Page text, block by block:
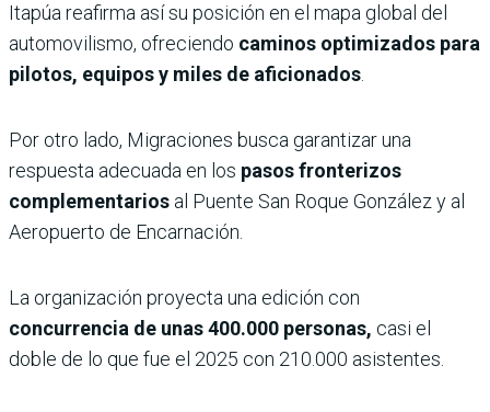
Itapúa reafirma así su posición en el mapa global del
automovilismo, ofreciendo caminos optimizados para
pilotos, equipos y miles de aficionados
Por otro lado, Migraciones busca garantizar una
respuesta adecuada en los pasos fronterizos
complementarios al Puente San Roque González y al
Aeropuerto de Encarnación.
La organización proyecta una edición con
concurrencia de unas 400.000 personas, casi el
doble de lo que fue el 2025 con 210.000 asistentes.